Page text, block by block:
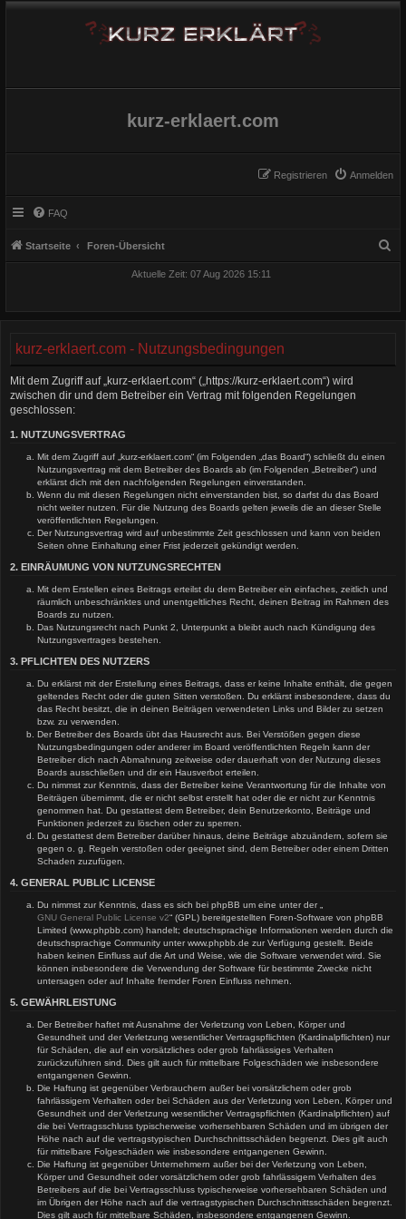
kurz-erklaert.com
Anmelden
Registrieren
FAQ
Startseite Foren-Übersicht
Aktuelle Zeit: 07 Aug 2026 15:11
kurz-erklaert.com - Nutzungsbedingungen
Mit dem Zugriff auf „kurz-erklaert.com“ („https://kurz-erklaert.com“) wird
zwischen dir und dem Betreiber ein Vertrag mit folgenden Regelungen
geschlossen:
1. NUTZUNGSVERTRAG
Mit dem Zugriff auf „kurz-erklaert.com“ (im Folgenden „das Board“) schließt du einen
Nutzungsvertrag mit dem Betreiber des Boards ab (im Folgenden „Betreiber“) und
erklärst dich mit den nachfolgenden Regelungen einverstanden.
Wenn du mit diesen Regelungen nicht einverstanden bist, so darfst du das Board
nicht weiter nutzen. Für die Nutzung des Boards gelten jeweils die an dieser Stelle
veröffentlichten Regelungen.
Der Nutzungsvertrag wird auf unbestimmte Zeit geschlossen und kann von beiden
Seiten ohne Einhaltung einer Frist jederzeit gekündigt werden.
2. EINRÄUMUNG VON NUTZUNGSRECHTEN
Mit dem Erstellen eines Beitrags erteilst du dem Betreiber ein einfaches, zeitlich und
räumlich unbeschränktes und unentgeltliches Recht, deinen Beitrag im Rahmen des
Boards zu nutzen.
Das Nutzungsrecht nach Punkt 2, Unterpunkt a bleibt auch nach Kündigung des
Nutzungsvertrages bestehen.
3. PFLICHTEN DES NUTZERS
Du erklärst mit der Erstellung eines Beitrags, dass er keine Inhalte enthält, die gegen
geltendes Recht oder die guten Sitten verstoßen. Du erklärst insbesondere, dass du
das Recht besitzt, die in deinen Beiträgen verwendeten Links und Bilder zu setzen
bzw. zu verwenden.
Der Betreiber des Boards übt das Hausrecht aus. Bei Verstößen gegen diese
Nutzungsbedingungen oder anderer im Board veröffentlichten Regeln kann der
Betreiber dich nach Abmahnung zeitweise oder dauerhaft von der Nutzung dieses
Boards ausschließen und dir ein Hausverbot erteilen.
Du nimmst zur Kenntnis, dass der Betreiber keine Verantwortung für die Inhalte von
Beiträgen übernimmt, die er nicht selbst erstellt hat oder die er nicht zur Kenntnis
genommen hat. Du gestattest dem Betreiber, dein Benutzerkonto, Beiträge und
Funktionen jederzeit zu löschen oder zu sperren.
Du gestattest dem Betreiber darüber hinaus, deine Beiträge abzuändern, sofern sie
gegen o. g. Regeln verstoßen oder geeignet sind, dem Betreiber oder einem Dritten
Schaden zuzufügen.
4. GENERAL PUBLIC LICENSE
Du nimmst zur Kenntnis, dass es sich bei phpBB um eine unter der „
GNU General Public License v2“ (GPL) bereitgestellten Foren-Software von phpBB
Limited (www.phpbb.com) handelt; deutschsprachige Informationen werden durch die
deutschsprachige Community unter www.phpbb.de zur Verfügung gestellt. Beide
haben keinen Einfluss auf die Art und Weise, wie die Software verwendet wird. Sie
können insbesondere die Verwendung der Software für bestimmte Zwecke nicht
untersagen oder auf Inhalte fremder Foren Einfluss nehmen.
5. GEWÄHRLEISTUNG
Der Betreiber haftet mit Ausnahme der Verletzung von Leben, Körper und
Gesundheit und der Verletzung wesentlicher Vertragspflichten (Kardinalpflichten) nur
für Schäden, die auf ein vorsätzliches oder grob fahrlässiges Verhalten
zurückzuführen sind. Dies gilt auch für mittelbare Folgeschäden wie insbesondere
entgangenen Gewinn.
Die Haftung ist gegenüber Verbrauchern außer bei vorsätzlichem oder grob
fahrlässigem Verhalten oder bei Schäden aus der Verletzung von Leben, Körper und
Gesundheit und der Verletzung wesentlicher Vertragspflichten (Kardinalpflichten) auf
die bei Vertragsschluss typischerweise vorhersehbaren Schäden und im übrigen der
Höhe nach auf die vertragstypischen Durchschnittsschäden begrenzt. Dies gilt auch
für mittelbare Folgeschäden wie insbesondere entgangenen Gewinn.
Die Haftung ist gegenüber Unternehmern außer bei der Verletzung von Leben,
Körper und Gesundheit oder vorsätzlichem oder grob fahrlässigem Verhalten des
Betreibers auf die bei Vertragsschluss typischerweise vorhersehbaren Schäden und
im Übrigen der Höhe nach auf die vertragstypischen Durchschnittsschäden begrenzt.
Dies gilt auch für mittelbare Schäden, insbesondere entgangenen Gewinn.